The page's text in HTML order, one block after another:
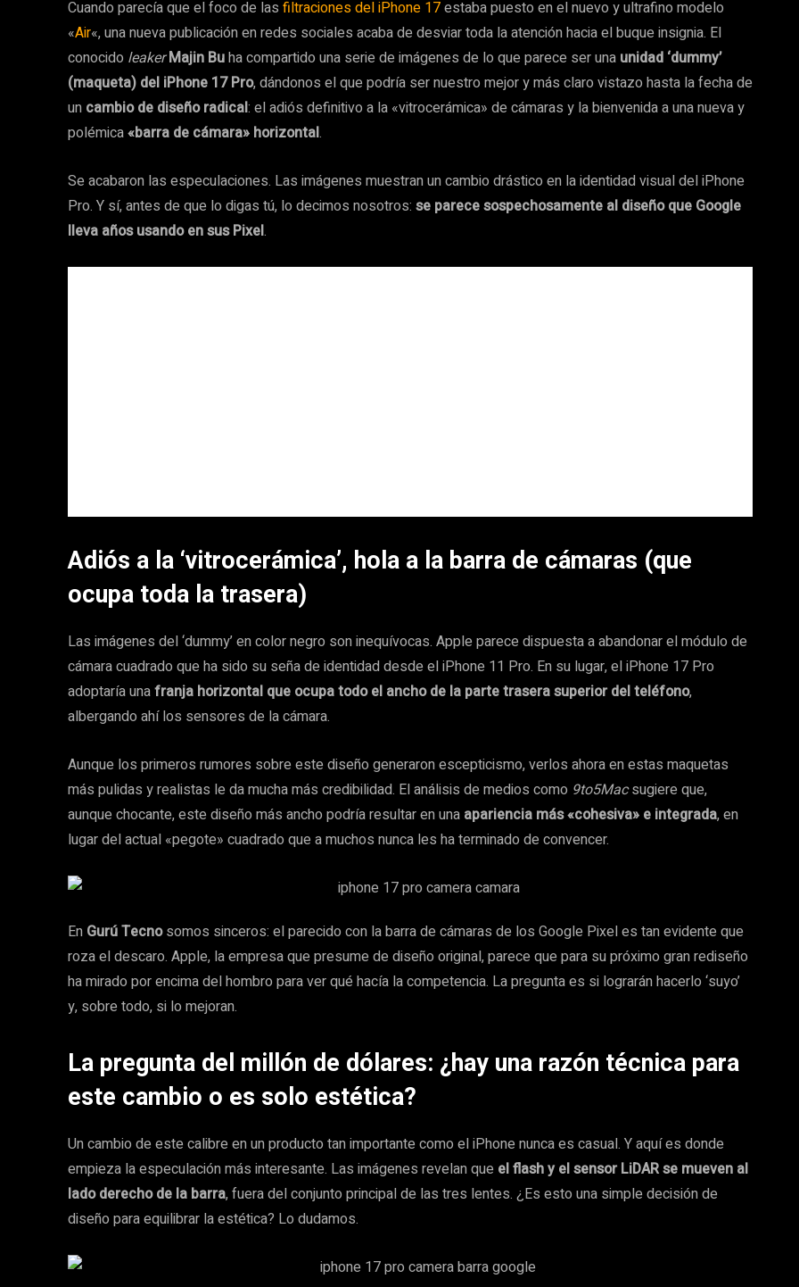
Cuando parecía que el foco de las filtraciones del iPhone 17estaba puesto en el nuevo y ultrafino modelo
«Air«, una nueva publicación en redes sociales acaba de desviar toda la atención hacia el buque insignia. El
conocido leaker Majin Buha compartido una serie de imágenes de lo que parece ser una unidad ‘dummy’
(maqueta) del iPhone 17 Pro, dándonos el que podría ser nuestro mejor y más claro vistazo hasta la fecha de
un cambio de diseño radical: el adiós definitivo a la «vitrocerámica» de cámaras y la bienvenida a una nueva y
polémica«barra de cámara» horizontal.
Se acabaron las especulaciones. Las imágenes muestran un cambio drástico en la identidad visual del iPhone
Pro. Y sí, antes de que lo digas tú, lo decimos nosotros: se parece sospechosamente al diseño que Google
lleva años usando en sus Pixel.
Adiós a la ‘vitrocerámica’, hola a la barra de cámaras (que
ocupa toda la trasera)
Las imágenes del ‘dummy’ en color negro son inequívocas. Apple parece dispuesta a abandonar el módulo de
cámara cuadrado que ha sido su seña de identidad desde el iPhone 11 Pro. En su lugar, el iPhone 17 Pro
adoptaría unafranja horizontal que ocupa todo el ancho de la parte trasera superior del teléfono,
albergando ahí los sensores de la cámara.
Aunque los primeros rumores sobre este diseño generaron escepticismo, verlos ahora en estas maquetas
más pulidas y realistas le da mucha más credibilidad. El análisis de medios como 9to5Macsugiere que,
aunque chocante, este diseño más ancho podría resultar en una apariencia más «cohesiva» e integrada, en
lugar del actual «pegote» cuadrado que a muchos nunca les ha terminado de convencer.
En Gurú Tecnosomos sinceros: el parecido con la barra de cámaras de los Google Pixel es tan evidente que
roza el descaro. Apple, la empresa que presume de diseño original, parece que para su próximo gran rediseño
ha mirado por encima del hombro para ver qué hacía la competencia. La pregunta es si lograrán hacerlo ‘suyo’
y, sobre todo, si lo mejoran.
La pregunta del millón de dólares: ¿hay una razón técnica para
este cambio o es solo estética?
Un cambio de este calibre en un producto tan importante como el iPhone nunca es casual. Y aquí es donde
empieza la especulación más interesante. Las imágenes revelan que el flash y el sensor LiDAR se mueven al
lado derecho de la barra, fuera del conjunto principal de las tres lentes. ¿Es esto una simple decisión de
diseño para equilibrar la estética? Lo dudamos.